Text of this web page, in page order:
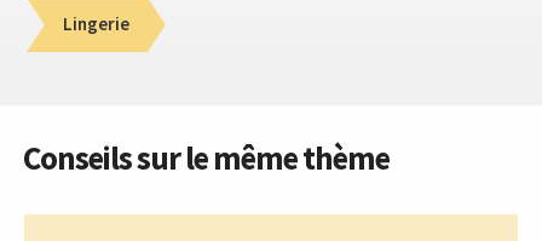
Lingerie
Conseils sur le même thème